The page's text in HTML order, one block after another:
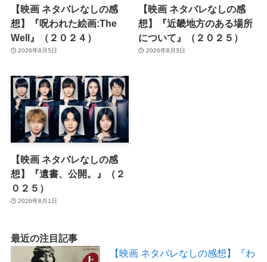
【映画 ネタバレなしの感
想】『呪われた絵画:The
Well』（２０２４）
2026年8月5日
【映画 ネタバレなしの感
想】『近畿地方のある場所
について』（２０２５）
2026年8月3日
【映画 ネタバレなしの感
想】『遺書、公開。』（２
０２５）
2026年8月1日
最近の注目記事
【映画 ネタバレなしの感想】『わ